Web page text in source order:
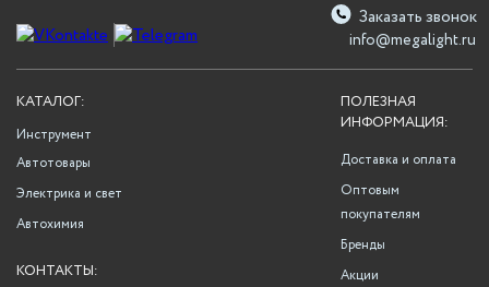
info@megalight.ru
Заказать звонок
ПОЛЕЗНАЯ
ИНФОРМАЦИЯ:
Доставка и оплата
Оптовым
покупателям
Бренды
Акции
КАТАЛОГ:
Инструмент
Автотовары
Электрика и свет
Автохимия
КОНТАКТЫ: